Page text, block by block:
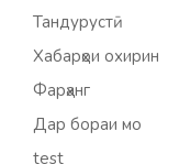
Тандурустӣ
Хабарҳои охирин
Фарҳанг
Дар бораи мо
test